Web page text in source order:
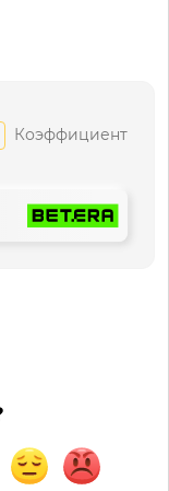
Коэффициент